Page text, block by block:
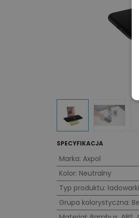
SPECYFIKACJA
Marka: Axpol
Kolor: Neutralny
Typ produktu:
Grupa kolorystyczna: